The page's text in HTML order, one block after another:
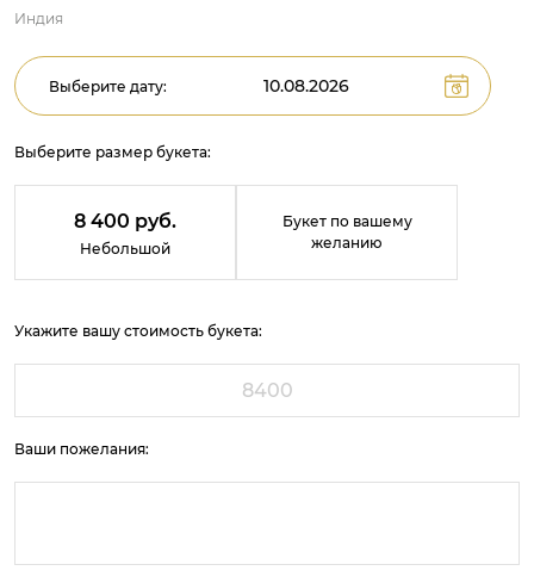
Индия
Выберите дату:
Выберите размер букета:
8 400 руб.
Небольшой
Букет по вашему
желанию
Укажите вашу стоимость букета:
Ваши пожелания: